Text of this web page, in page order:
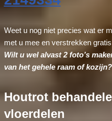
Weet u nog niet precies wat er
met u mee en verstrekken
Wilt u wel alvast 2 foto’s
van het gehele raam of kozijn?
Houtrot
vloerdelen